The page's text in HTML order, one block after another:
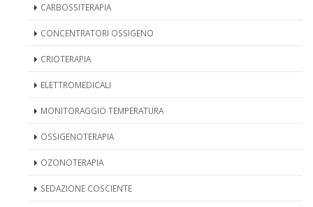
CARBOSSITERAPIA
CONCENTRATORI OSSIGENO
CRIOTERAPIA
ELETTROMEDICALI
MONITORAGGIO TEMPERATURA
OSSIGENOTERAPIA
OZONOTERAPIA
SEDAZIONE COSCIENTE